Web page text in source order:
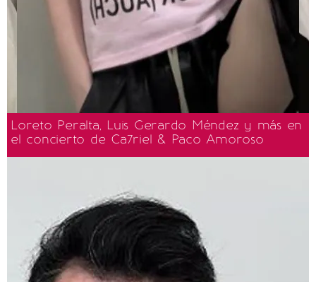
Loreto Peralta, Luis Gerardo Méndez y más en
el concierto de Ca7riel & Paco Amoroso